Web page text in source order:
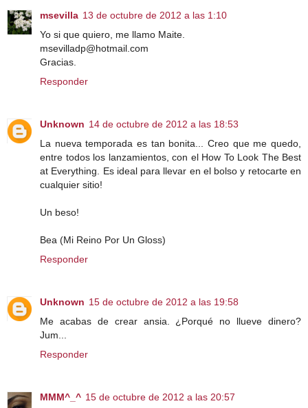
msevilla 13 de octubre de 2012 a las 1:10
Yo si que quiero, me llamo Maite.
msevilladp@hotmail.com
Gracias.
Responder
Unknown 14 de octubre de 2012 a las 18:53
La nueva temporada es tan bonita... Creo que me quedo,
entre todos los lanzamientos, con el How To Look The Best
at Everything. Es ideal para llevar en el bolso y retocarte en
cualquier sitio!
Un beso!
Bea (Mi Reino Por Un Gloss)
Responder
Unknown 15 de octubre de 2012 a las 19:58
Me acabas de crear ansia. ¿Porqué no llueve dinero?
Jum...
Responder
MMM^_^ 15 de octubre de 2012 a las 20:57